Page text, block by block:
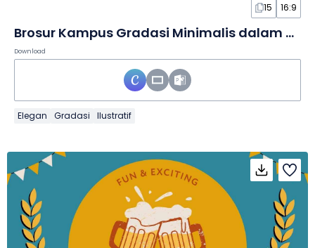
15 16:9
Brosur Kampus Gradasi Minimalis dalam Slide
Download
Elegan Gradasi Ilustratif